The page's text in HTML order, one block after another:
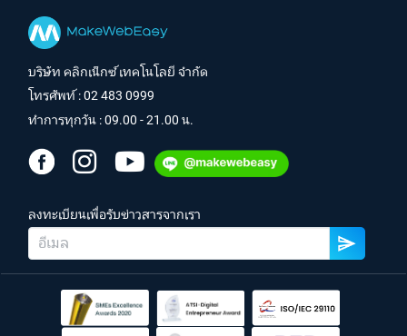
บริษัท คลิกเน็กซ์ เทคโนโลยี จำกัด
โทรศัพท์ :02 483 0999
ทำการทุกวัน : 09.00 - 21.00 น.
ลงทะเบียนเพื่อรับข่าวสารจากเรา